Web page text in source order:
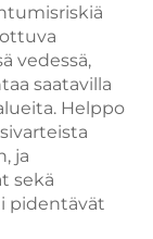
vedessä,
saatavilla
Helppo
ja
sekä
pidentävät